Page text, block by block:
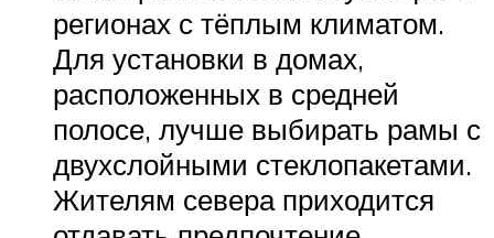
регионах с тёплым климатом.
Для установки в домах,
расположенных в средней
полосе, лучше выбирать рамы с
двухслойными стеклопакетами.
Жителям севера приходится